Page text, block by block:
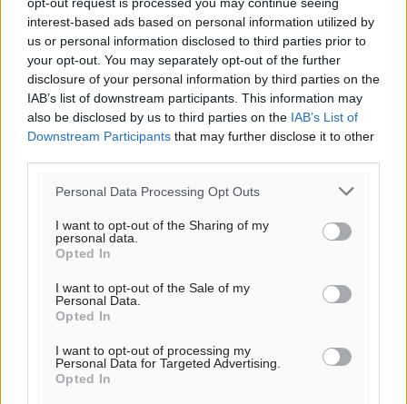
interest-based ads based on personal information utilized by
us or personal information disclosed to third parties prior to
your opt-out. You may separately opt-out of the further
disclosure of your personal information by third parties on the
IAB’s list of downstream participants. This information may
also be disclosed by us to third parties on the IAB’s List of
Downstream Participants that may further disclose it to other
Personal Data Processing Opt Outs
I want to opt-out of the Sharing of my
personal data.
Opted In
I want to opt-out of the Sale of my
Personal Data.
Opted In
I want to opt-out of processing my
Personal Data for Targeted Advertising.
Opted In
Υπενθύμιση:
Για την μερική αναπαραγωγή της είδησης από άλλες